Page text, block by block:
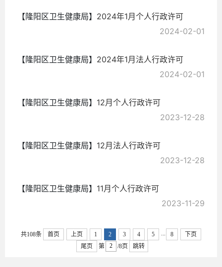
【隆阳区卫生健康局】 2024年1月个人行政许可
2024-02-01
【隆阳区卫生健康局】 2024年1月法人行政许可
2024-02-01
【隆阳区卫生健康局】 12月个人行政许可
2023-12-28
【隆阳区卫生健康局】 12月法人行政许可
2023-12-28
【隆阳区卫生健康局】 11月个人行政许可
2023-11-29
共108条 首页 上页 1 2 3 4 5 ... 8
下页
尾页
第 /8页 跳转